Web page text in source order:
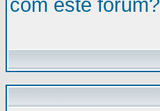
com este fórum?